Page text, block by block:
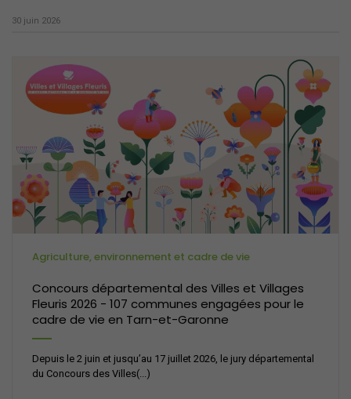
30 juin 2026
Agriculture, environnement et cadre de vie
Concours départemental des Villes et Villages
Fleuris 2026 - 107 communes engagées pour le
cadre de vie en Tarn-et-Garonne
Depuis le 2 juin et jusqu’au 17 juillet 2026, le jury départemental
du Concours des Villes(...)